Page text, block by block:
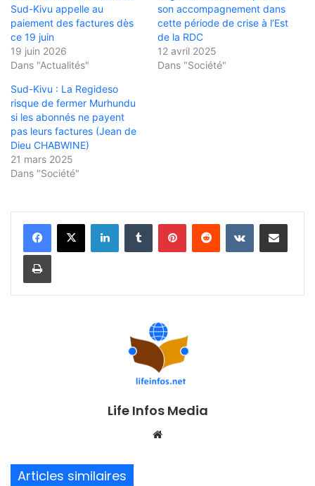
Sud-Kivu appelle au
paiement des factures dès
ce 19 juin
19 juin 2026
Dans "Actualités"
son accompagnement dans
cette période de crise à l’Est
de la RDC
12 avril 2025
Dans "Société"
Sud-Kivu : La Regideso
risque de fermer Murhundu
si les abonnés ne payent
pas leurs factures (Jean de
Dieu CHABWINE)
21 mars 2025
Dans "Société"
Life Infos Media
Articles similaires